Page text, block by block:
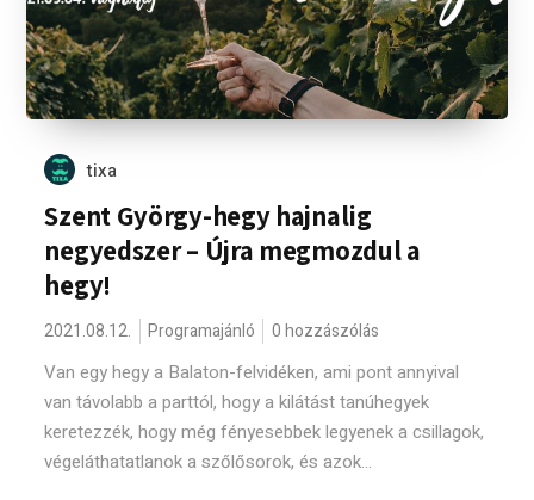
tixa
Szent György-hegy hajnalig
negyedszer – Újra megmozdul a
hegy!
2021.08.12. Programajánló 0 hozzászólás
Van egy hegy a Balaton-felvidéken, ami pont annyival
van távolabb a parttól, hogy a kilátást tanúhegyek
keretezzék, hogy még fényesebbek legyenek a csillagok,
végeláthatatlanok a szőlősorok, és azok...